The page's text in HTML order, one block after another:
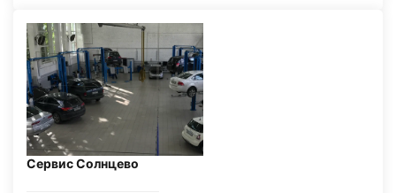
Сервис Солнцево